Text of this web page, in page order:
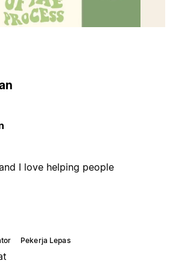
I love helping people
Pekerja Lepas